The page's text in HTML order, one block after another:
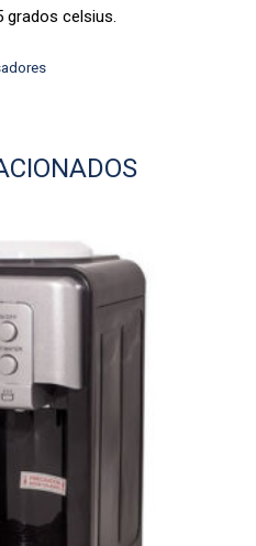
grados celsius.